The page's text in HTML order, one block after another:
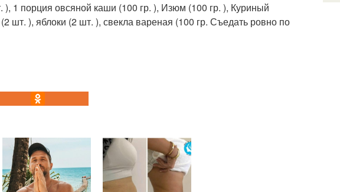
1 порция овсяной каши (100 гр. ), Изюм (100 гр. ), Куриный
шт. ), яблоки (2 шт. ), свекла вареная (100 гр. Съедать ровно по